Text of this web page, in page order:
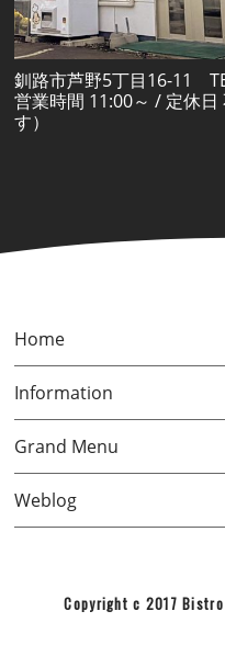
釧路市芦野5丁目16-11
営業時間 11:00～ / 定休
す）
Home
Information
Grand Menu
Weblog
Copyright c 2017